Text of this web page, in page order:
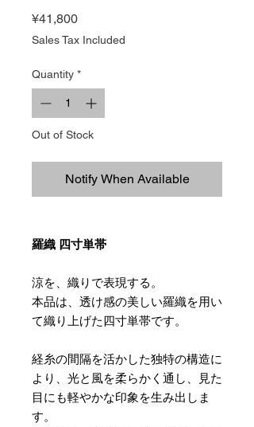
¥41,800Price
Sales Tax Included
Quantity *
Out of Stock
Notify When Available
羅織 四寸単帯
涼を、織りで表現する。
本品は、透け感の美しい羅織を用い
て織り上げた四寸単帯です。
経糸の間隔を活かした独特の構造に
より、光と風を柔らかく通し、見た
目にも軽やかな印象を生み出しま
す。